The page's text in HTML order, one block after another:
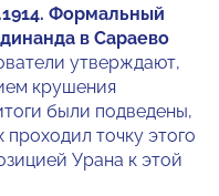
Формальный
в Сараево
утверждают,
крушения
были подведены,
проходил точку этого
Урана к этой